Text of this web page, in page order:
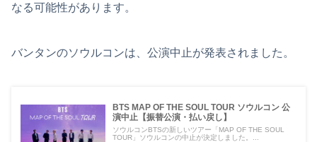
なる可能性があります。
バンタンのソウルコンは、公演中止が発表されました。
BTS MAP OF THE SOUL TOUR ソウルコン 公
演中止【振替公演・払い戻し】
ソウルコンBTSの新しいツアー「MAP OF THE SOUL
TOUR」ソウルコンの中止が決定しました。...